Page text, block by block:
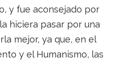
y fue aconsejado por
hiciera pasar por una
mejor, ya que, en el
y el Humanismo, las